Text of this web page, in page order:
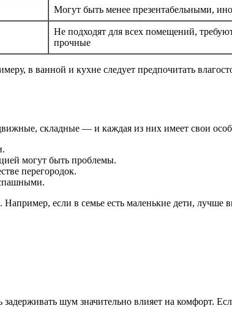
Могут быть менее презентабельными,
Не подходят для всех помещений,
прочные
в ванной и кухне следует предпочитать
складные — и каждая из них имеет свои
могут быть проблемы.
перегородок.
если в семье есть маленькие дети, лучше
шум значительно влияет на комфорт.